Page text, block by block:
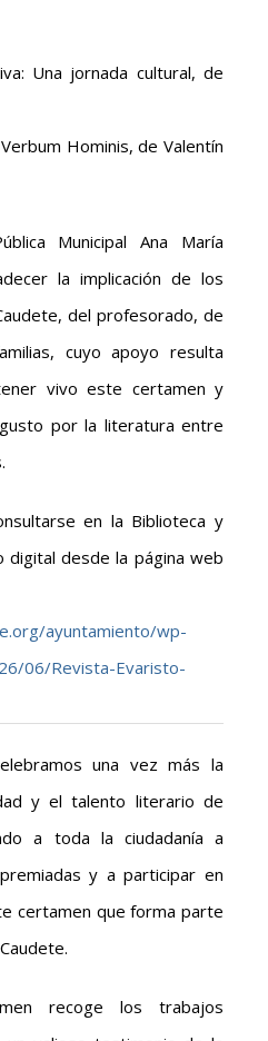
Una jornada cultural, de
Hominis, de Valentín
Municipal Ana María
la implicación de los
del profesorado, de
cuyo apoyo resulta
vivo este certamen y
por la literatura entre
en la Biblioteca y
desde la página web
ayuntamiento/wp-
06/Revista-Evaristo-
una vez más la
y el talento literario de
a toda la ciudadanía a
y a participar en
certamen que forma parte
recoge los trabajos